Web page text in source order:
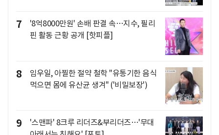
7
'8억8000만원' 손배 판결 속…지수, 필리
핀 활동 근황 공개 [핫피플]
8
임우일, 아찔한 절약 철학 "유통기한 음식
먹으면 몸에 유산균 생겨" ('비밀보장')
9
'스맨파' 8크루 리더즈&부리더즈…'무대